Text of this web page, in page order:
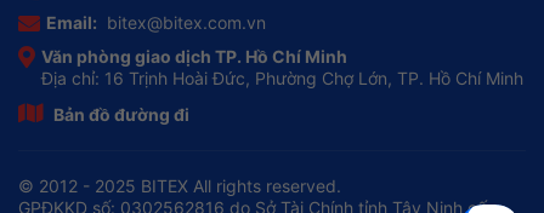
Email: bitex@bitex.com.vn
Văn phòng giao dịch TP. Hồ Chí Minh
Địa chỉ: 16 Trịnh Hoài Đức, Phường Chợ Lớn, TP. Hồ Chí Minh
Bản đồ đường đi
© 2012 - 2025 BITEX All rights reserved.
GPĐKKD số: 0302562816 do Sở Tài Chính tỉnh Tây Ninh cấp